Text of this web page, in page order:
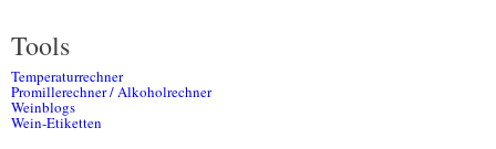
Tools
Temperaturrechner
Promillerechner / Alkoholrechner
Weinblogs
Wein-Etiketten